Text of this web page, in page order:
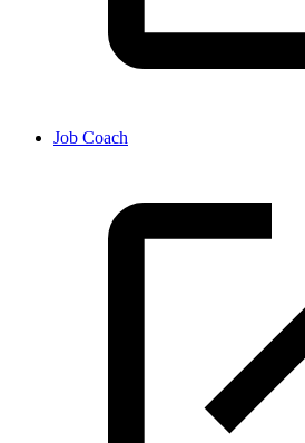
Job Coach